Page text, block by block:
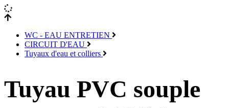
WC - EAU ENTRETIEN
CIRCUIT D'EAU
Tuyaux d'eau et colliers
Tuyau PVC souple